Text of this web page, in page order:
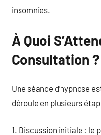
insomnies.
À Quoi
Consultation ?
Une séance d’hypnose
déroule en plusieurs
1. Discussion initiale : le